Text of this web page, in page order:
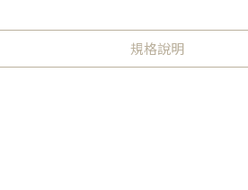
規格說明